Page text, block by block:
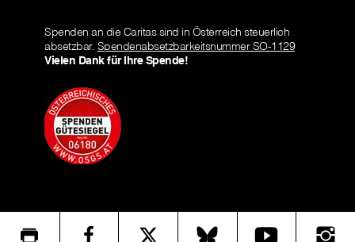
Spenden an die Caritas sind in Österreich steuerlich
absetzbar. Spendenabsetzbarkeitsnummer SO-1129
Vielen Dank für Ihre Spende!